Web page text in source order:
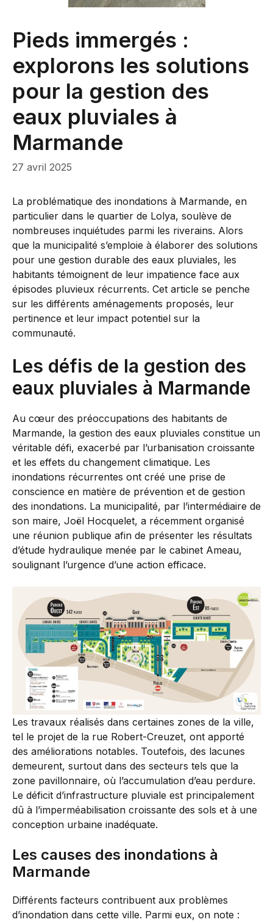
Pieds immergés :
explorons les solutions
pour la gestion des
eaux pluviales à
Marmande
27 avril 2025
La problématique des inondations à Marmande, en
particulier dans le quartier de Lolya, soulève de
nombreuses inquiétudes parmi les riverains. Alors
que la municipalité s’emploie à élaborer des solutions
pour une gestion durable des eaux pluviales, les
habitants témoignent de leur impatience face aux
épisodes pluvieux récurrents. Cet article se penche
sur les différents aménagements proposés, leur
pertinence et leur impact potentiel sur la
communauté.
Les défis de la gestion des
eaux pluviales à Marmande
Au cœur des préoccupations des habitants de
Marmande, la gestion des eaux pluviales constitue un
véritable défi, exacerbé par l’urbanisation croissante
et les effets du changement climatique. Les
inondations récurrentes ont créé une prise de
conscience en matière de prévention et de gestion
des inondations. La municipalité, par l’intermédiaire de
son maire, Joël Hocquelet, a récemment organisé
une réunion publique afin de présenter les résultats
d’étude hydraulique menée par le cabinet Ameau,
soulignant l’urgence d’une action efficace.
Les travaux réalisés dans certaines zones de la ville,
tel le projet de la rue Robert-Creuzet, ont apporté
des améliorations notables. Toutefois, des lacunes
demeurent, surtout dans des secteurs tels que la
zone pavillonnaire, où l’accumulation d’eau perdure.
Le déficit d’infrastructure pluviale est principalement
dû à l’imperméabilisation croissante des sols et à une
conception urbaine inadéquate.
Les causes des inondations à
Marmande
Différents facteurs contribuent aux problèmes
d’inondation dans cette ville. Parmi eux, on note :